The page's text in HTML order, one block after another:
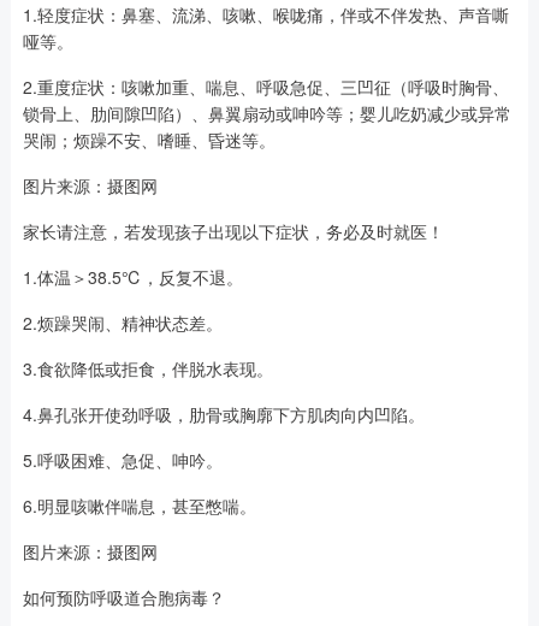
1.轻度症状：鼻塞、流涕、咳嗽、喉咙痛，伴或不伴发热、声音嘶
哑等。
2.重度症状：咳嗽加重、喘息、呼吸急促、三凹征（呼吸时胸骨、
锁骨上、肋间隙凹陷）、鼻翼扇动或呻吟等；婴儿吃奶减少或异常
哭闹；烦躁不安、嗜睡、昏迷等。
图片来源：摄图网
家长请注意，若发现孩子出现以下症状，务必及时就医！
1.体温＞38.5℃，反复不退。
2.烦躁哭闹、精神状态差。
3.食欲降低或拒食，伴脱水表现。
4.鼻孔张开使劲呼吸，肋骨或胸廓下方肌肉向内凹陷。
5.呼吸困难、急促、呻吟。
6.明显咳嗽伴喘息，甚至憋喘。
图片来源：摄图网
如何预防呼吸道合胞病毒？